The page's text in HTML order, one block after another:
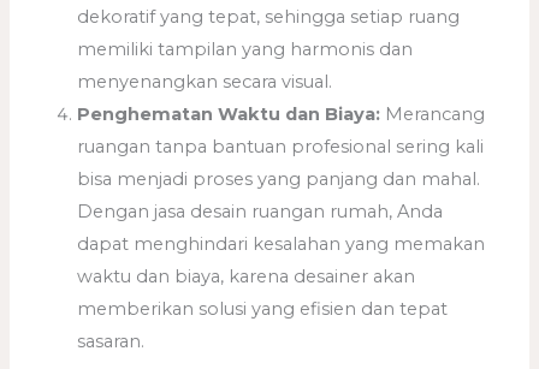
dekoratif yang tepat, sehingga setiap ruang
memiliki tampilan yang harmonis dan
menyenangkan secara visual.
Penghematan Waktu dan Biaya: Merancang
ruangan tanpa bantuan profesional sering kali
bisa menjadi proses yang panjang dan mahal.
Dengan jasa desain ruangan rumah, Anda
dapat menghindari kesalahan yang memakan
waktu dan biaya, karena desainer akan
memberikan solusi yang efisien dan tepat
sasaran.